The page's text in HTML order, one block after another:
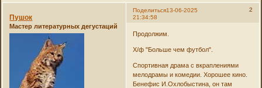
Поделиться 2
13-06-2025
21:34:58
Пушок
Мастер литературных дегустаций
Продолжим.
Х/ф "Больше чем футбол".
Спортивная драма с вкраплениями
мелодрамы и комедии. Хорошее кино.
Бенефис И.Охлобыстина, он там